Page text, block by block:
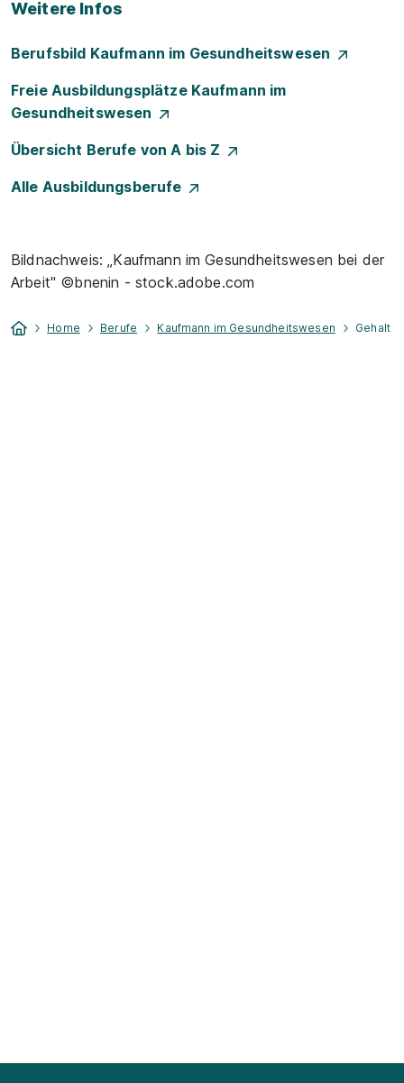
Weitere Infos
Berufsbild Kaufmann im Gesundheitswesen
Freie Ausbildungsplätze Kaufmann im
Gesundheitswesen
Übersicht Berufe von A bis Z
Alle Ausbildungsberufe
Bildnachweis: „Kaufmann im Gesundheitswesen bei der
Arbeit" ©bnenin - stock.adobe.com
Home Berufe Kaufmann im Gesundheitswesen Gehalt